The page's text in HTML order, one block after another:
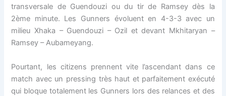
transversale de Guendouzi ou du tir de Ramsey dès la
2ème minute. Les Gunners évoluent en 4-3-3 avec un
milieu Xhaka – Guendouzi – Ozil et devant Mkhitaryan –
Ramsey – Aubameyang.
Pourtant, les citizens prennent vite l’ascendant dans ce
match avec un pressing très haut et parfaitement exécuté
qui bloque totalement les Gunners lors des relances et des